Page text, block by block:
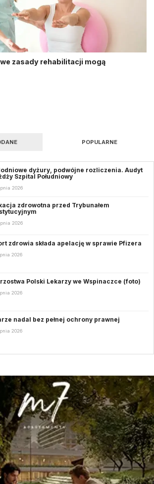
zasady rehabilitacji mogą
POPULARNE
dyżury, podwójne rozliczenia. Audyt
Szpital Południowy
2026
zdrowotna przed Trybunałem
2026
zdrowia składa apelację w sprawie Pfizera
2026
Polski Lekarzy we Wspinaczce (foto)
2026
nadal bez pełnej ochrony prawnej
2026